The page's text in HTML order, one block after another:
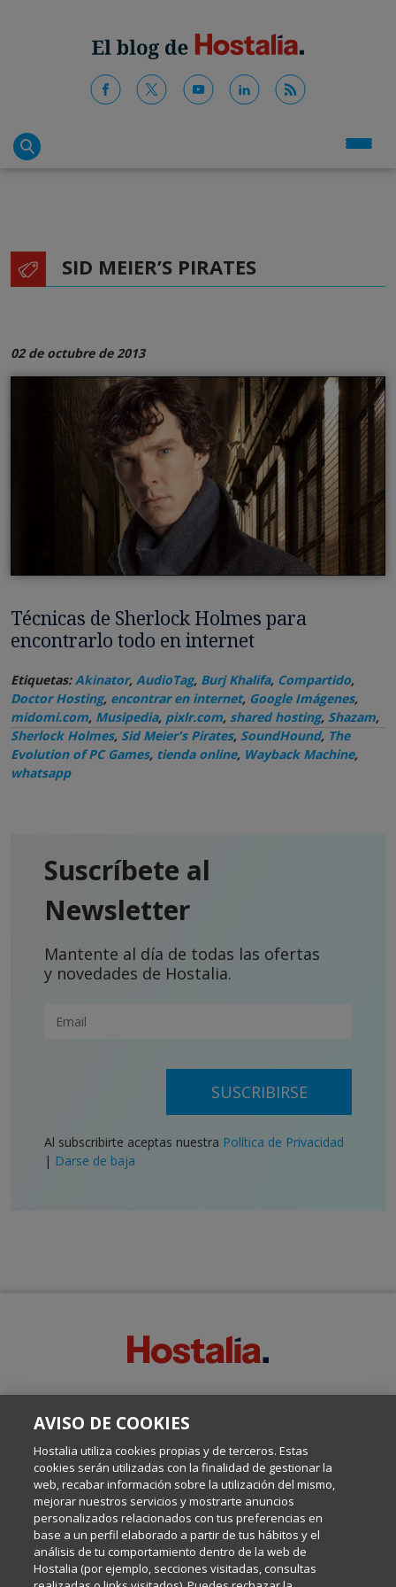
SID MEIER’S PIRATES
02 de octubre de 2013
Técnicas de Sherlock Holmes para
encontrarlo todo en internet
Etiquetas:Akinator, AudioTag, Burj Khalifa, Compartido,
Doctor Hosting, encontrar en internet, Google Imágenes,
midomi.com, Musipedia, pixlr.com, shared hosting, Shazam,
Sherlock Holmes, Sid Meier's Pirates, SoundHound, The
Evolution of PC Games, tienda online, Wayback Machine,
whatsapp
Suscríbete al
Newsletter
Mantente al día de todas las ofertas
y novedades de Hostalia.
SUSCRIBIRSE
Al subscribirte aceptas nuestra Política de Privacidad
| Darse de baja
Escrito por el equipo de Comunicación de Hostalia, dirigido por
Internet y Tecnología.
Política de privacidad
Política de cookies
AVISO DE COOKIES
Hostalia utiliza cookies propias y de terceros. Estas
cookies serán utilizadas con la finalidad de gestionar la
web, recabar información sobre la utilización del mismo,
mejorar nuestros servicios y mostrarte anuncios
personalizados relacionados con tus preferencias en
base a un perfil elaborado a partir de tus hábitos y el
análisis de tu comportamiento dentro de la web de
Hostalia (por ejemplo, secciones visitadas, consultas